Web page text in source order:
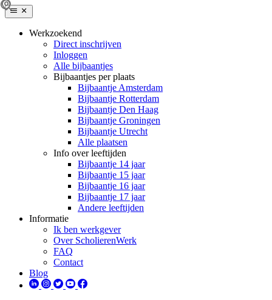
Werkzoekend
Direct inschrijven
Inloggen
Alle bijbaantjes
Bijbaantjes per plaats
Bijbaantje Amsterdam
Bijbaantje Rotterdam
Bijbaantje Den Haag
Bijbaantje Groningen
Bijbaantje Utrecht
Alle plaatsen
Info over leeftijden
Bijbaantje 14 jaar
Bijbaantje 15 jaar
Bijbaantje 16 jaar
Bijbaantje 17 jaar
Andere leeftijden
Informatie
Ik ben werkgever
Over ScholierenWerk
FAQ
Contact
Blog